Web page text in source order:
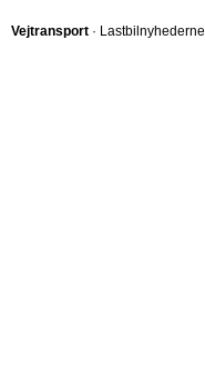
Vejtransport · Lastbilnyhederne